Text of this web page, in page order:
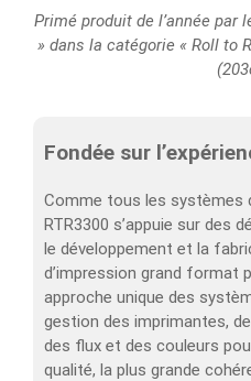
Primé produit de l’année par
» dans la catégorie « Roll to
Fondée sur
Comme tous les systèmes
RTR3300 s’appuie sur des
le développement et la
d’impression grand format
approche unique des
gestion des imprimantes,
des flux et des couleurs
qualité, la plus grande